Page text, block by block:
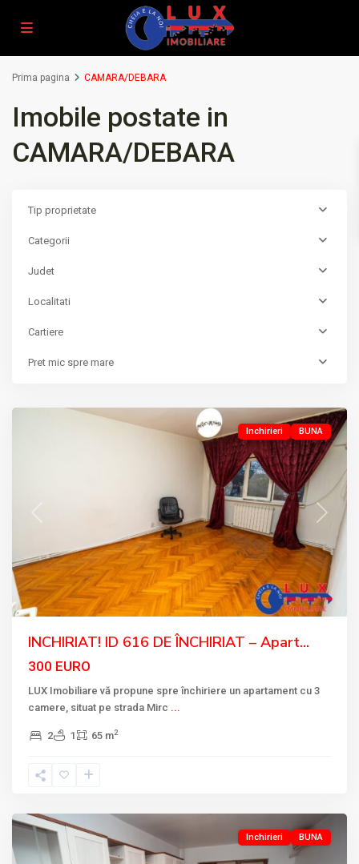
Prima pagina CAMARA/DEBARA
Imobile postate in
CAMARA/DEBARA
Tip proprietate
Categorii
Judet
Localitati
Cartiere
Pret mic spre mare
Previous Next
Inchirieri BUNA
INCHIRIAT! ID 616 DE ÎNCHIRIAT – Apart...
300 EURO
LUX Imobiliare vă propune spre închiriere un apartament cu 3
camere, situat pe strada Mirc ...
2 1 65 m2
BABADAG
Inchirieri BUNA